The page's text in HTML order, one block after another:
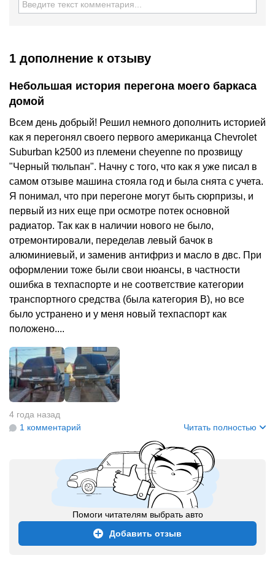
1 дополнение к отзыву
Небольшая история перегона моего баркаса
домой
Всем день добрый! Решил немного дополнить историей
как я перегонял своего первого американца Chevrolet
Suburban k2500 из племени cheyenne по прозвищу
"Черный тюльпан". Начну с того, что как я уже писал в
самом отзыве машина стояла год и была снята с учета.
Я понимал, что при перегоне могут быть сюрпризы, и
первый из них еще при осмотре потек основной
радиатор. Так как в наличии нового не было,
отремонтировали, переделав левый бачок в
алюминиевый, и заменив антифриз и масло в двс. При
оформлении тоже были свои нюансы, в частности
ошибка в техпаспорте и не соответствие категории
транспортного средства (была категория В), но все
было устранено и у меня новый техпаспорт как
положено....
4 года назад
1 комментарий
Читать полностью
Помоги читателям выбрать авто
Добавить отзыв